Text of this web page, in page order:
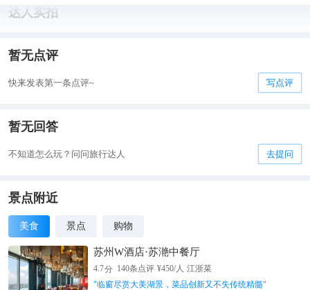
达人实拍
暂无点评
快来发表第一条点评~ 写点评
暂无回答
不知道怎么玩？问问旅行达人 去提问
景点附近
美食 景点 购物
苏州W酒店·苏滟中餐厅
4.7分 140条点评 ¥450/人 江浙菜
"临窗尽赏大美湖景，菜品创新又不失传统精髓"